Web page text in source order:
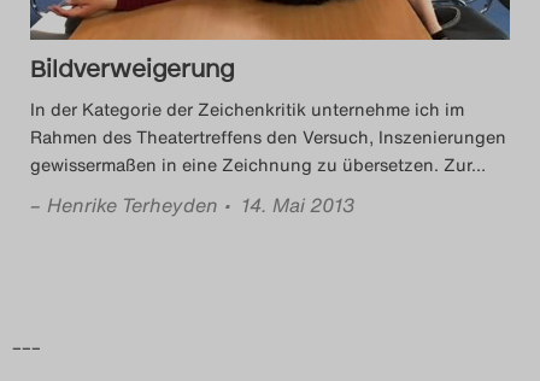
Das Theatertreffen-Blog
2024
Das Theatertreffen-Blog
2025
Bildverweigerung
In der Kategorie der Zeichenkritik unternehme ich im
Rahmen des Theatertreffens den Versuch, Inszenierungen
gewissermaßen in eine Zeichnung zu übersetzen. Zur…
– Henrike Terheyden • 14. Mai 2013
–––